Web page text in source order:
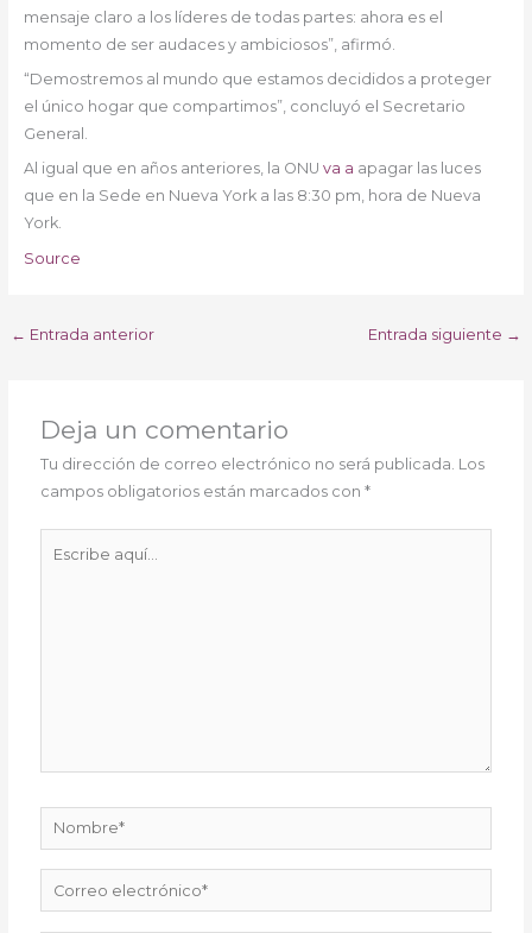
mensaje claro a los líderes de todas partes: ahora es el
momento de ser audaces y ambiciosos”, afirmó.
“Demostremos al mundo que estamos decididos a proteger
el único hogar que compartimos”, concluyó el Secretario
General.
Al igual que en años anteriores, la ONU va a apagar las luces
que en la Sede en Nueva York a las 8:30 pm, hora de Nueva
York.
Source
← Entrada anterior Entrada siguiente →
Deja un comentario
Tu dirección de correo electrónico no será publicada. Los
campos obligatorios están marcados con*
Nombre*
Correo
electrónico*